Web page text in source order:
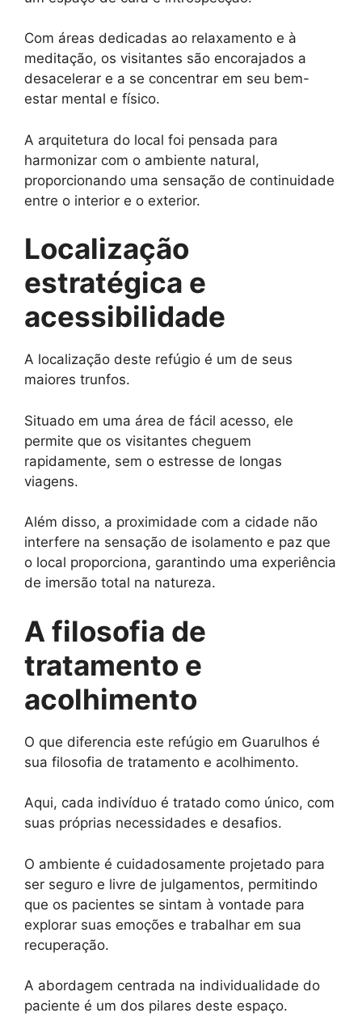
Com áreas dedicadas ao relaxamento e à
meditação, os visitantes são encorajados a
desacelerar e a se concentrar em seu bem-
estar mental e físico.
A arquitetura do local foi pensada para
harmonizar com o ambiente natural,
proporcionando uma sensação de continuidade
entre o interior e o exterior.
Localização
estratégica e
acessibilidade
A localização deste refúgio é um de seus
maiores trunfos.
Situado em uma área de fácil acesso, ele
permite que os visitantes cheguem
rapidamente, sem o estresse de longas
viagens.
Além disso, a proximidade com a cidade não
interfere na sensação de isolamento e paz que
o local proporciona, garantindo uma experiência
de imersão total na natureza.
A filosofia de
tratamento e
acolhimento
O que diferencia este refúgio em Guarulhos é
sua filosofia de tratamento e acolhimento.
Aqui, cada indivíduo é tratado como único, com
suas próprias necessidades e desafios.
O ambiente é cuidadosamente projetado para
ser seguro e livre de julgamentos, permitindo
que os pacientes se sintam à vontade para
explorar suas emoções e trabalhar em sua
recuperação.
A abordagem centrada na individualidade do
paciente é um dos pilares deste espaço.